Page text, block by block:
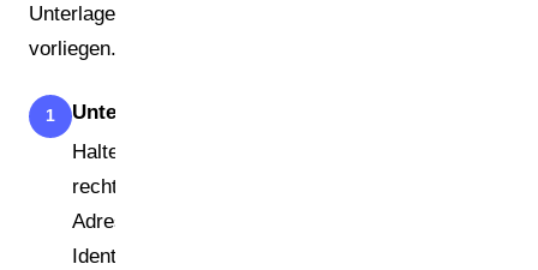
Unterlagen
vorliegen.
1
Unterlagen vorbereiten
Halten Sie bereit: vollständiger
rechtlicher Firmenname und
Adresse, Umsatzsteuer-
Identifikationsnummer oder